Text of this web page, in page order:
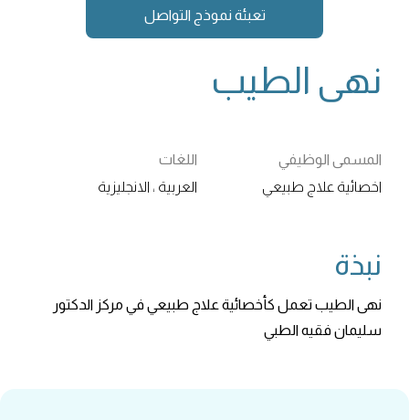
تعبئة نموذج التواصل
نهى الطيب
المسمى الوظيفي
اخصائية علاج طبيعي
اللغات
العربية ، الانجليزية
نبذة
نهى الطيب تعمل كأخصائية علاج طبيعي في مركز الدكتور
سليمان فقيه الطبي